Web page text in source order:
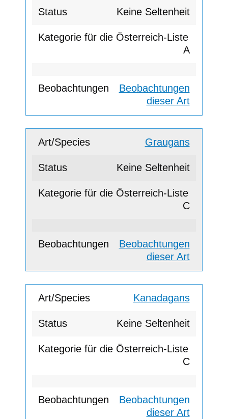
Keine Seltenheit
A
Beobachtungen
dieser Art
Graugans
Keine Seltenheit
C
Beobachtungen
dieser Art
Kanadagans
Keine Seltenheit
C
Beobachtungen
dieser Art